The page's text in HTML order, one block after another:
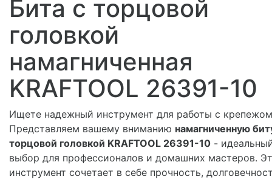
Бита с торцовой
головкой
намагниченная
KRAFTOOL 26391-10
Ищете надежный инструмент для работы с
Представляем вашему вниманию намагниченную
торцовой головкой KRAFTOOL 26391-10 -
выбор для профессионалов и домашних мастеров.
инструмент сочетает в себе прочность,